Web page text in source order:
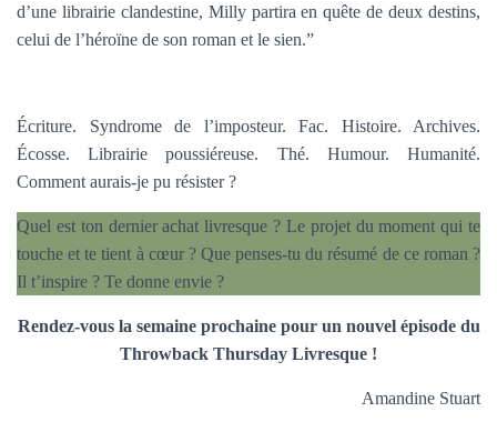
d’une librairie clandestine, Milly partira en quête de deux destins,
celui de l’héroïne de son roman et le sien.”
Écriture. Syndrome de l’imposteur. Fac. Histoire. Archives.
Écosse. Librairie poussiéreuse. Thé. Humour. Humanité.
Comment aurais-je pu résister ?
Quel est ton dernier achat livresque ? Le projet du moment qui te
touche et te tient à cœur ? Que penses-tu du résumé de ce roman ?
Il t’inspire ? Te donne envie ?
Rendez-vous la semaine prochaine pour un nouvel épisode du
Throwback Thursday Livresque !
Amandine Stuart